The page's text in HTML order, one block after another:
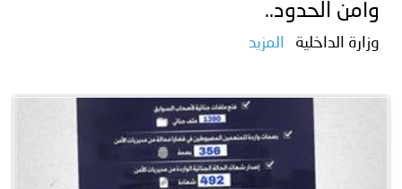
وأمن الحدود..
وزارة الداخلية المزيد